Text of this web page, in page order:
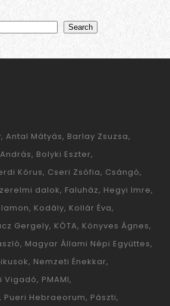
Search
Antal Mátyás Barlay Zsuzsa
Bolyki Eszter
Kórus Cseri Zsófia Csángó
dalok Faluház Hegyi Imre
Kodály Kollár Éva
Gergely KÓTA Könyves Ágnes
Magyar Állami Népi Együttes
Nemzeti Énekkar
Vigadó PMAMI
Pueri Hebraeorum Pászti